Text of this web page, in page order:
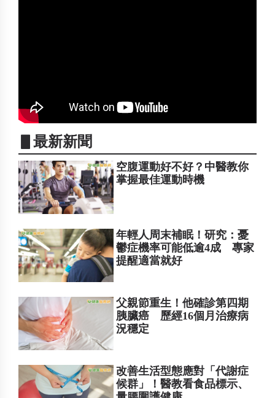
▋最新新聞
空腹運動好不好？中醫教你
掌握最佳運動時機
年輕人周末補眠！研究：憂
鬱症機率可能低逾4成 專家
提醒適當就好
父親節重生！他確診第四期
胰臟癌 歷經16個月治療病
況穩定
改善生活型態應對「代謝症
候群」！醫教看食品標示、